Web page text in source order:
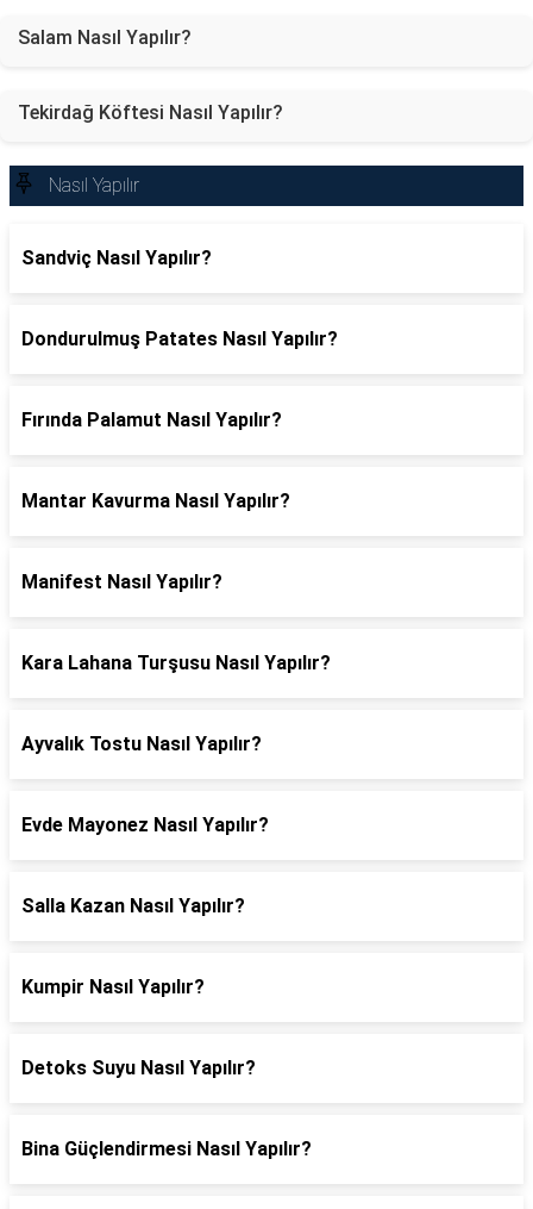
Salam Nasıl Yapılır?
Tekirdağ Köftesi Nasıl Yapılır?
Nasıl Yapılır
Sandviç Nasıl Yapılır?
Dondurulmuş Patates Nasıl Yapılır?
Fırında Palamut Nasıl Yapılır?
Mantar Kavurma Nasıl Yapılır?
Manifest Nasıl Yapılır?
Kara Lahana Turşusu Nasıl Yapılır?
Ayvalık Tostu Nasıl Yapılır?
Evde Mayonez Nasıl Yapılır?
Salla Kazan Nasıl Yapılır?
Kumpir Nasıl Yapılır?
Detoks Suyu Nasıl Yapılır?
Bina Güçlendirmesi Nasıl Yapılır?